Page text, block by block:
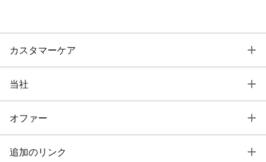
カスタマーケア
当社
オファー
追加のリンク